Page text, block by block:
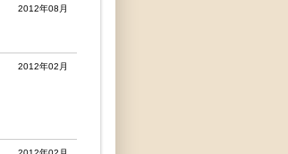
2012年08月
2012年02月